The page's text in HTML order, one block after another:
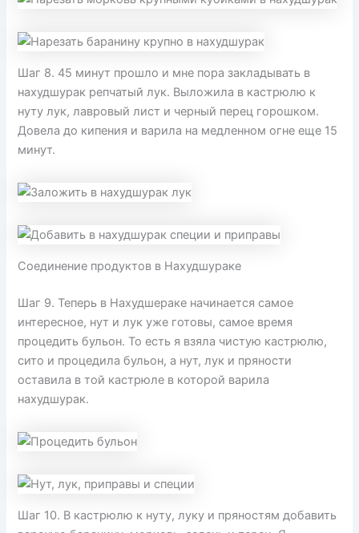
Шаг 8. 45 минут прошло и мне пора закладывать в
нахудшурак репчатый лук. Выложила в кастрюлю к
нуту лук, лавровый лист и черный перец горошком.
Довела до кипения и варила на медленном огне еще 15
минут.
Соединение продуктов в Нахудшураке
Шаг 9. Теперь в Нахудшераке начинается самое
интересное, нут и лук уже готовы, самое время
процедить бульон. То есть я взяла чистую кастрюлю,
сито и процедила бульон, а нут, лук и пряности
оставила в той кастрюле в которой варила
нахудшурак.
Шаг 10. В кастрюлю к нуту, луку и пряностям добавить